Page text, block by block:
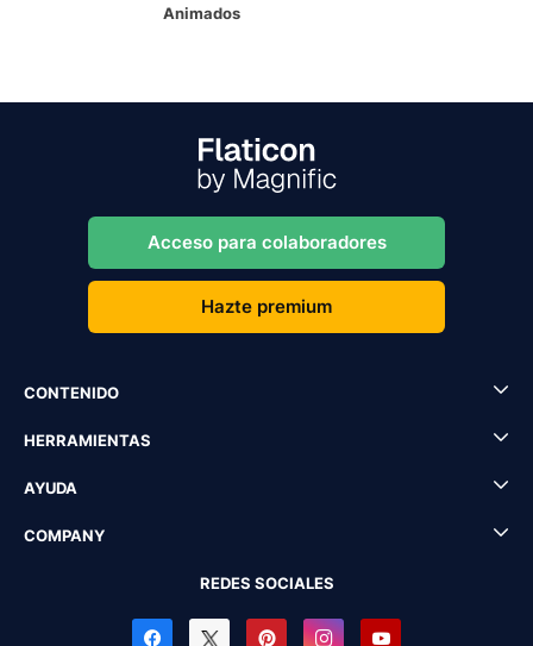
Animados
Acceso para colaboradores
Hazte premium
CONTENIDO
HERRAMIENTAS
AYUDA
COMPANY
REDES SOCIALES